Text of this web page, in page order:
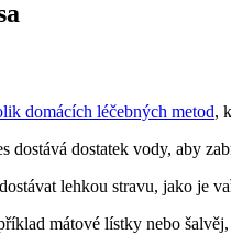
domácích léčebných metod,
dostává dostatek vody, aby
lehkou stravu, jako je
mátové lístky nebo